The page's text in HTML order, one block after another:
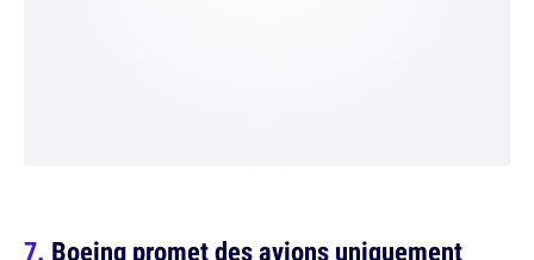
Boeing promet des avions uniquement